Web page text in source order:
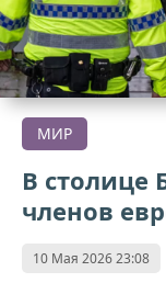
МИР
В столице
членов
10 Мая 2026 23:08